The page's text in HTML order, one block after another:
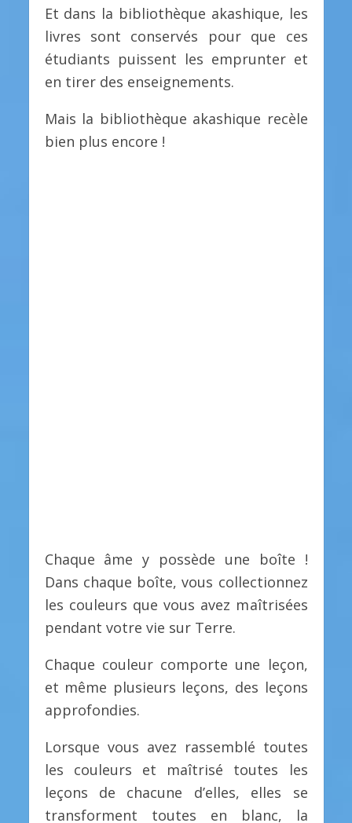
Et dans la bibliothèque akashique, les
livres sont conservés pour que ces
étudiants puissent les emprunter et
en tirer des enseignements.
Mais la bibliothèque akashique recèle
bien plus encore !
Chaque âme y possède une boîte !
Dans chaque boîte, vous collectionnez
les couleurs que vous avez maîtrisées
pendant votre vie sur Terre.
Chaque couleur comporte une leçon,
et même plusieurs leçons, des leçons
approfondies.
Lorsque vous avez rassemblé toutes
les couleurs et maîtrisé toutes les
leçons de chacune d’elles, elles se
transforment toutes en blanc, la